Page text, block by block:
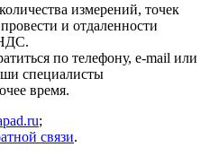
измерений, точек
и отдаленности
по телефону, e-mail или
специалисты
время.
;
связи.